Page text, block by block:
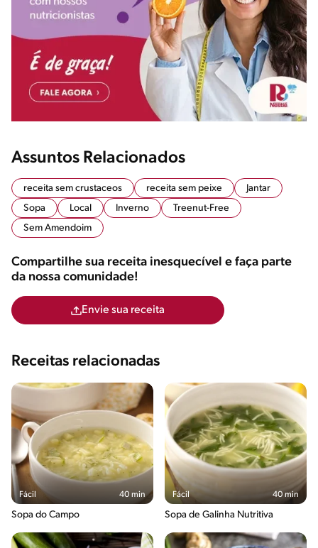
Assuntos Relacionados
receita sem crustaceos receita sem peixe
Jantar
Sopa
Local Inverno
Treenut-Free
Sem Amendoim
Compartilhe sua receita inesquecível e faça parte
da nossa comunidade!
Envie sua receita
Receitas relacionadas
Fácil 40 min
Sopa do Campo
Fácil 40 min
Sopa de Galinha Nutritiva